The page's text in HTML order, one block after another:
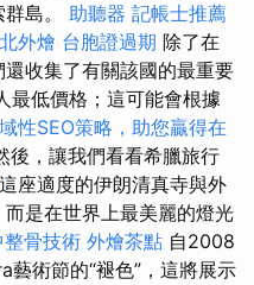
島。 助聽器 記帳士推薦
外燴 台胞證過期 除了在
收集了有關該國的最重要
最低價格；這可能會根據
性SEO策略，助您贏得在
後，讓我們看看希臘旅行
這座適度的伊朗清真寺與外
是在世界上最美麗的燈光
整骨技術 外燴茶點 自2008
藝術節的“褪色”，這將展示